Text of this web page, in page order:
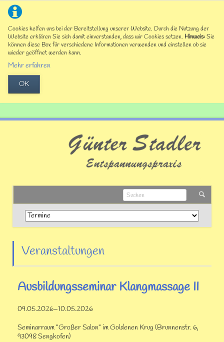
Cookies helfen uns bei der Bereitstellung unserer Website. Durch die Nutzung der
Website erklären Sie sich damit einverstanden, dass wir Cookies setzen. Hinweis:Sie
können diese Box für verschiedene Informationen verwenden und einstellen ob sie
wieder geöffnet werden kann.
Mehr erfahren
OK
Navigation
überspringen
Veranstaltungen
Ausbildungsseminar Klangmassage II
09.05.2026–10.05.2026
Seminarraum "Großer Salon" im Goldenen Krug (Brunnenstr. 6,
93098 Sengkofen)